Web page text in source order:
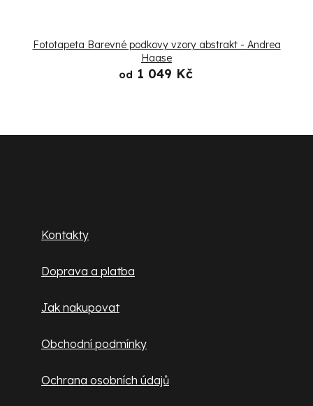
Fototapeta Barevné podkovy vzory abstrakt - Andrea
Haase
od 1 049 Kč
Kontakty
Doprava a platba
Jak nakupovat
Obchodní podmínky
Ochrana osobních údajů